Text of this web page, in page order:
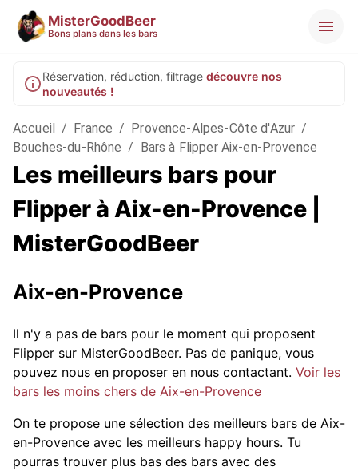
MisterGoodBeer
Bons plans dans les bars
Réservation, réduction, filtrage découvre nos
nouveautés !
Accueil / France / Provence-Alpes-Côte d'Azur /
Bouches-du-Rhône / Bars à Flipper Aix-en-Provence
Les meilleurs bars pour
Flipper à Aix-en-Provence |
MisterGoodBeer
Aix-en-Provence
Il n'y a pas de bars pour le moment qui proposent
Flipper sur MisterGoodBeer. Pas de panique, vous
pouvez nous en proposer en nous contactant. Voir les
bars les moins chers de Aix-en-Provence
On te propose une sélection des meilleurs bars de Aix-
en-Provence avec les meilleurs happy hours. Tu
pourras trouver plus bas des bars avec des